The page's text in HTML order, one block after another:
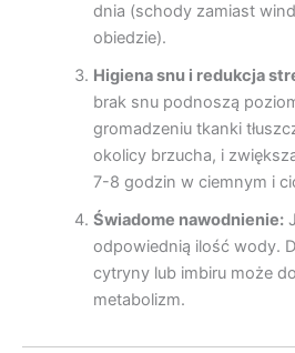
dnia (schody zamiast
obiedzie).
Higiena snu i redukcja
brak snu podnoszą
gromadzeniu tkanki
okolicy brzucha, i
7-8 godzin w ciemnym i
Świadome nawodnienie:
odpowiednią ilość wody.
cytryny lub imbiru może
metabolizm.